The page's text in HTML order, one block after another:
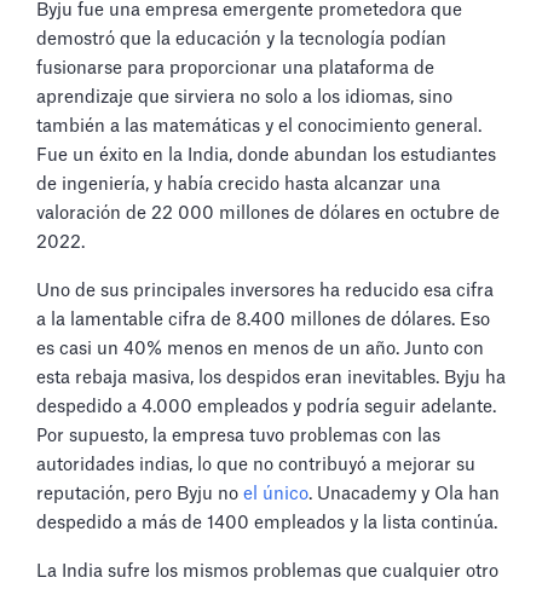
Byju fue una empresa emergente prometedora que
demostró que la educación y la tecnología podían
fusionarse para proporcionar una plataforma de
aprendizaje que sirviera no solo a los idiomas, sino
también a las matemáticas y el conocimiento general.
Fue un éxito en la India, donde abundan los estudiantes
de ingeniería, y había crecido hasta alcanzar una
valoración de 22 000 millones de dólares en octubre de
2022.
Uno de sus principales inversores ha reducido esa cifra
a la lamentable cifra de 8.400 millones de dólares. Eso
es casi un 40% menos en menos de un año. Junto con
esta rebaja masiva, los despidos eran inevitables. Byju ha
despedido a 4.000 empleados y podría seguir adelante.
Por supuesto, la empresa tuvo problemas con las
autoridades indias, lo que no contribuyó a mejorar su
reputación, pero Byju no el único. Unacademy y Ola han
despedido a más de 1400 empleados y la lista continúa.
La India sufre los mismos problemas que cualquier otro